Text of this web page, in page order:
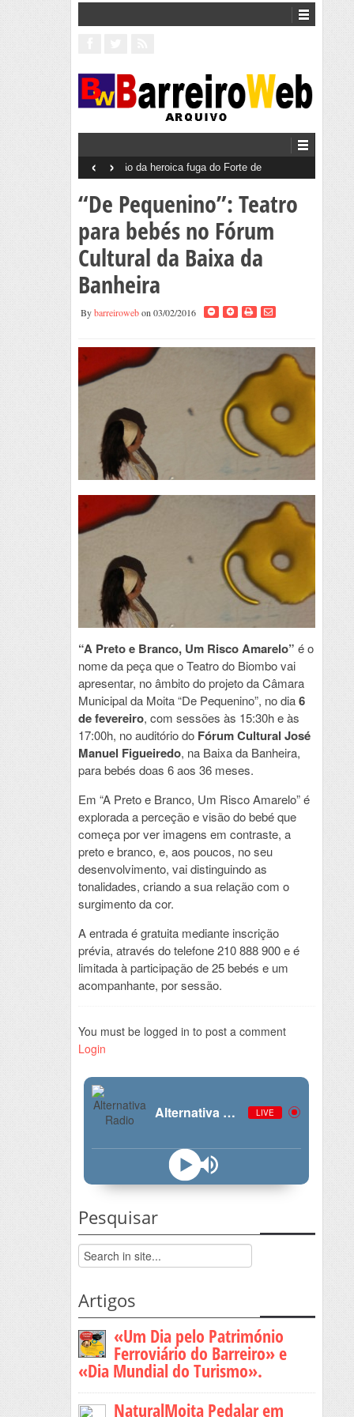
Barreiro 50 Anos 25 de Abril
‹ ›
“De Pequenino”: Teatro
para bebés no Fórum
Cultural da Baixa da
Banheira
Bybarreirowebon 03/02/2016
“A Preto e Branco, Um Risco Amarelo” é o
nome da peça que o Teatro do Biombo vai
apresentar, no âmbito do projeto da Câmara
Municipal da Moita “De Pequenino”, no dia6
de fevereiro, com sessões às 15:30h e às
17:00h, no auditório do Fórum Cultural José
Manuel Figueiredo, na Baixa da Banheira,
para bebés doas 6 aos 36 meses.
Em “A Preto e Branco, Um Risco Amarelo” é
explorada a perceção e visão do bebé que
começa por ver imagens em contraste, a
preto e branco, e, aos poucos, no seu
desenvolvimento, vai distinguindo as
tonalidades, criando a sua relação com o
surgimento da cor.
A entrada é gratuita mediante inscrição
prévia, através do telefone 210 888 900 e é
limitada à participação de 25 bebés e um
acompanhante, por sessão.
You must be logged in to post a comment
Login
Alternativa Radio LIVE
Pesquisar
Artigos
«Um Dia pelo Património
Ferroviário do Barreiro» e
«Dia Mundial do Turismo».
NaturalMoita Pedalar em